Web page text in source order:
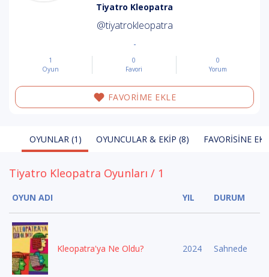
Tiyatro Kleopatra
@tiyatrokleopatra
-
1
Oyun
0
Favori
0
Yorum
FAVORİME EKLE
OYUNLAR (1) OYUNCULAR & EKIP (8) FAVORISINE
Tiyatro Kleopatra Oyunları / 1
OYUN ADI YIL DURUM
Kleopatra'ya Ne Oldu? 2024 Sahnede